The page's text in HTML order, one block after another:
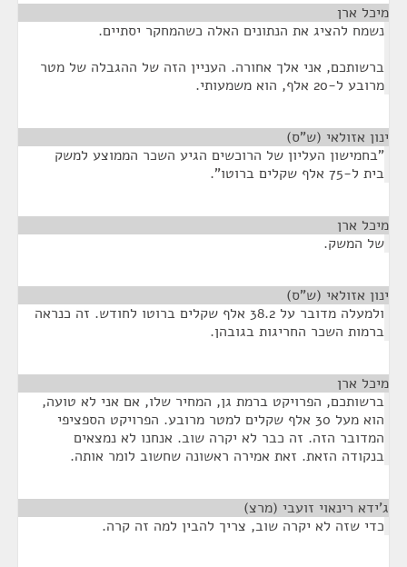
מיכל ארן
נשמח להציג את הנתונים האלה כשהמחקר יסתיים.
ברשותכם, אני אלך אחורה. העניין הזה של ההגבלה של מטר
מרובע ל-20 אלף, הוא משמעותי.
ינון אזולאי (ש"ס)
"בחמישון העליון של הרוכשים הגיע השכר הממוצע למשק
בית ל-75 אלף שקלים ברוטו".
מיכל ארן
של המשק.
ינון אזולאי (ש"ס)
ולמעלה מדובר על 38.2 אלף שקלים ברוטו לחודש. זה כנראה
ברמות השכר החריגות בגובהן.
מיכל ארן
ברשותכם, הפרויקט ברמת גן, המחיר שלו, אם אני לא טועה,
הוא מעל 30 אלף שקלים למטר מרובע. הפרויקט הספציפי
המדובר הזה. זה כבר לא יקרה שוב. אנחנו לא נמצאים
בנקודה הזאת. זאת אמירה ראשונה שחשוב לומר אותה.
ג'ידא רינאוי זועבי (מרצ)
כדי שזה לא יקרה שוב, צריך להבין למה זה קרה.